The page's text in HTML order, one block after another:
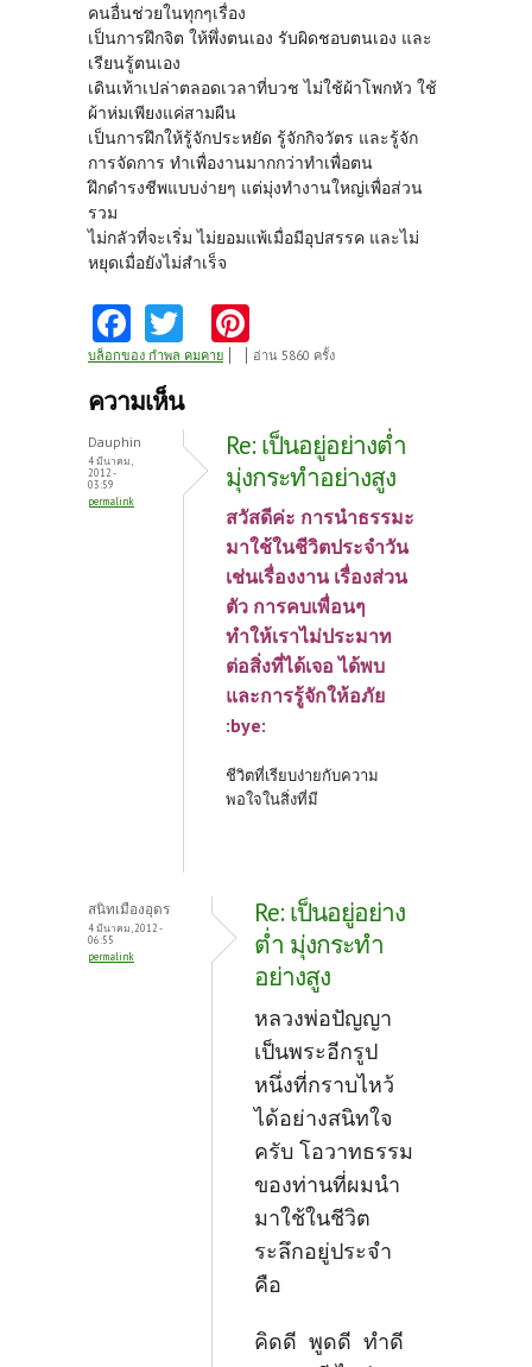
คนอื่นช่วยในทุกๆเรื่อง
เป็นการฝึกจิต ให้พึ่งตนเอง รับผิดชอบตนเอง และ
เรียนรู้ตนเอง
เดินเท้าเปล่าตลอดเวลาที่บวช ไม่ใช้ผ้าโพกหัว ใช้
ผ้าห่มเพียงแค่สามผืน
เป็นการฝึกให้รู้จักประหยัด รู้จักกิจวัตร และรู้จัก
การจัดการ ทำเพื่องานมากกว่าทำเพื่อตน
ฝึกดำรงชีพแบบง่ายๆ แต่มุ่งทำงานใหญ่เพื่อส่วน
รวม
ไม่กลัวที่จะเริ่ม ไม่ยอมแพ้เมื่อมีอุปสรรค และไม่
หยุดเมื่อยังไม่สำเร็จ
Fa
ce
b
o
o
k
w
itt
er
nt
es
t
บล็อกของ กำพล คมคาย อ่าน 5860 ครั้ง
ความเห็น
Dauphin
4 มีนาคม,
2012 -
03:59
permalink
Re: เป็นอยู่อย่างต่ำ
มุ่งกระทำอย่างสูง
สวัสดีค่ะ การนำธรรมะ
มาใช้ในชีวิตประจำวัน
เช่นเรื่องงาน เรื่องส่วน
ตัว การคบเพื่อนๆ
ทำให้เราไม่ประมาท
ต่อสิ่งที่ได้เจอ ได้พบ
และการรู้จักให้อภัย
:bye:
ชีวิตที่เรียบง่ายกับความ
พอใจในสิ่งที่มี
สนิทเมืองอุดร
4 มีนาคม, 2012 -
06:55
permalink
Re: เป็นอยู่อย่าง
ต่ำ มุ่งกระทำ
อย่างสูง
หลวงพ่อปัญญา
เป็นพระอีกรูป
หนึ่งที่กราบไหว้
ได้อย่างสนิทใจ
ครับ โอวาทธรรม
ของท่านที่ผมนำ
มาใช้ในชีวิต
ระลึกอยู่ประจำ
คือ
คิดดี พูดดี ทำดี